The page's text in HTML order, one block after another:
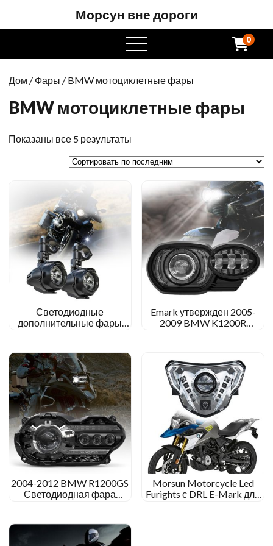
Морсун вне дороги
Открытое
меню
0
Дом / Фары / BMW мотоциклетные фары
BMW мотоциклетные фары
Показаны все 5 результаты
последним
Светодиодные
дополнительные фары
наводнением/точечным
светом
Emark утвержден 2005-
2009 BMW K1200R
2004-2012 BMW R1200GS
Светодиодная фара
Morsun Motorcycle Led
Furights с DRL E-Mark для